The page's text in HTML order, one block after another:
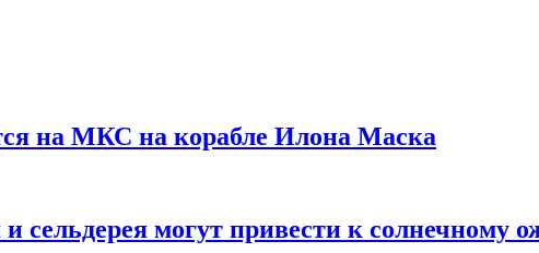
на МКС на корабле Илона Маска
могут привести к солнечному